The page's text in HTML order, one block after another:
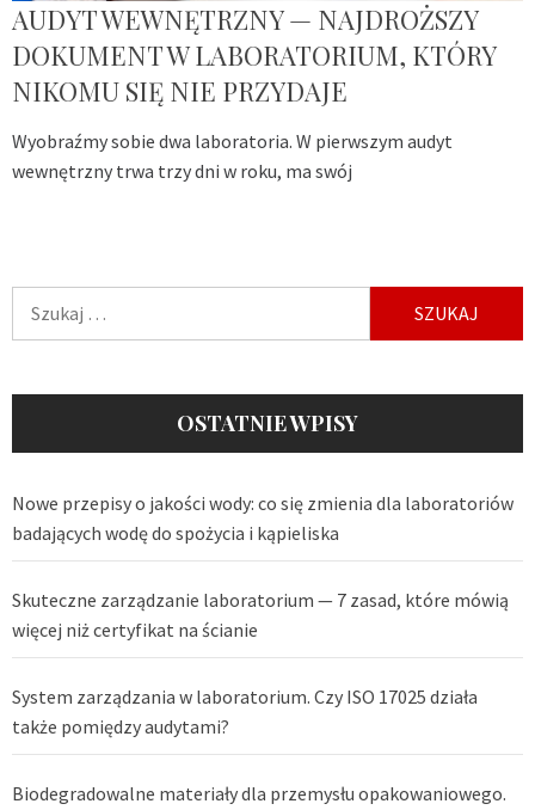
AUDYT WEWNĘTRZNY — NAJDROŻSZY
DOKUMENT W LABORATORIUM, KTÓRY
NIKOMU SIĘ NIE PRZYDAJE
Wyobraźmy sobie dwa laboratoria. W pierwszym audyt
wewnętrzny trwa trzy dni w roku, ma swój
OSTATNIE WPISY
Nowe przepisy o jakości wody: co się zmienia dla laboratoriów
badających wodę do spożycia i kąpieliska
Skuteczne zarządzanie laboratorium — 7 zasad, które mówią
więcej niż certyfikat na ścianie
System zarządzania w laboratorium. Czy ISO 17025 działa
także pomiędzy audytami?
Biodegradowalne materiały dla przemysłu opakowaniowego.